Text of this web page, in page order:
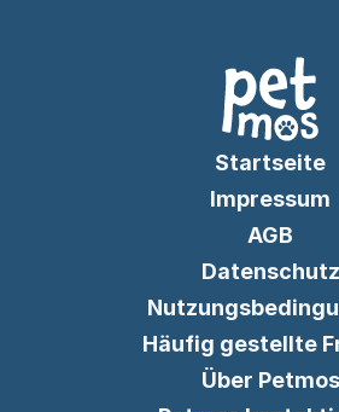
Startseite
Impressum
AGB
Datenschutz
Häufig gestellte
Über Petmos